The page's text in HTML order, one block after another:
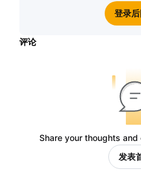
登录
评论
Share your thoughts
发表